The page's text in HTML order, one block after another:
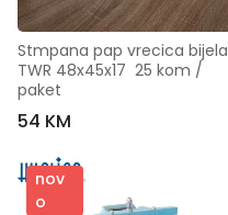
Stmpana pap vrecica bijela
TWR 48x45x17  25 kom /
paket
54 KM
nov
o